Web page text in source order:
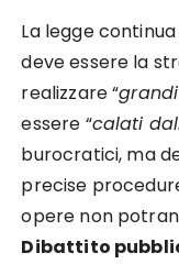
La legge
deve essere la
realizzare “
essere “calati
burocratici, ma
precise
opere non
Dibattito